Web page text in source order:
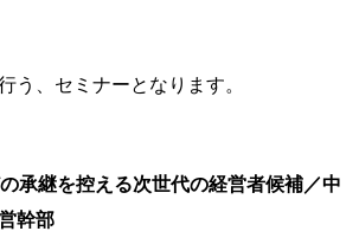
う、セミナーとなります。
承継を控える次世代の経営者候補／中
幹部